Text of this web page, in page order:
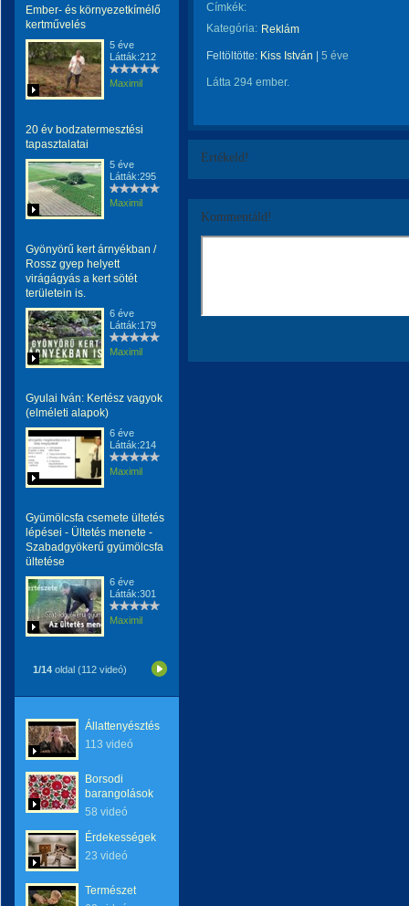
Ember- és környezetkímélő
kertművelés
5 éve
Látták:212
Maximil
20 év bodzatermesztési
tapasztalatai
5 éve
Látták:295
Maximil
Gyönyörű kert árnyékban /
Rossz gyep helyett
virágágyás a kert sötét
területein is.
6 éve
Látták:179
Maximil
Gyulai Iván: Kertész vagyok
(elméleti alapok)
6 éve
Látták:214
Maximil
Gyümölcsfa csemete ültetés
lépései - Ültetés menete -
Szabadgyökerű gyümölcsfa
ültetése
6 éve
Látták:301
Maximil
1/14oldal (112 videó)
Állattenyésztés
113 videó
Borsodi
barangolások
58 videó
Érdekességek
23 videó
Természet
Címkék:
Kategória: Reklám
Feltöltötte: Kiss István 5 éve
Látta 294 ember.
Értékeld!
Kommentáld!